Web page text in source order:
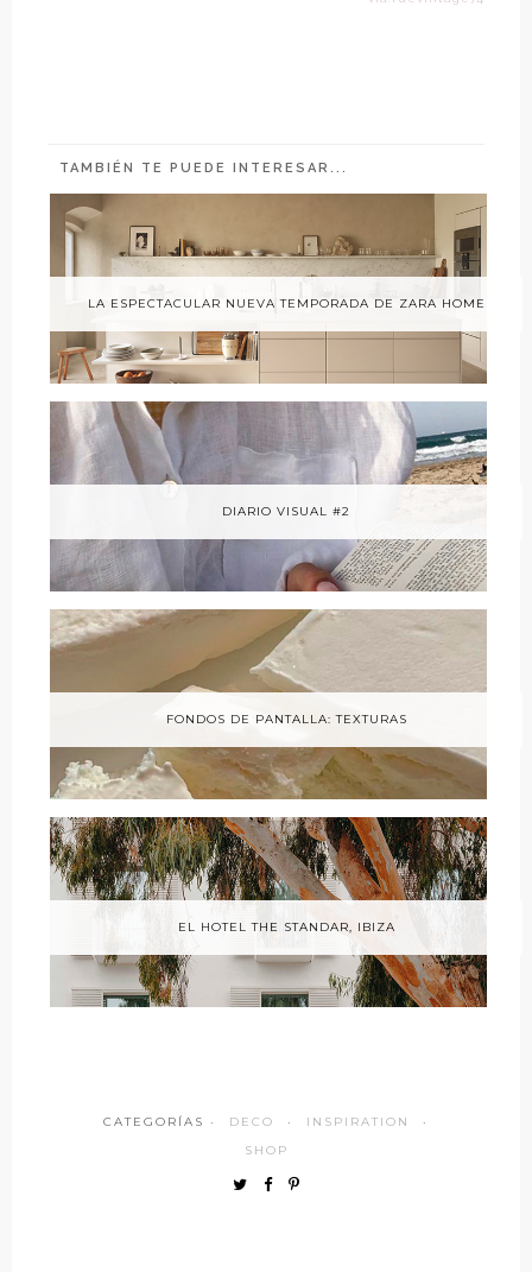
TAMBIÉN TE PUEDE INTERESAR...
LA ESPECTACULAR NUEVA TEMPORADA DE ZARA HOME
DIARIO VISUAL #2
FONDOS DE PANTALLA: TEXTURAS
EL HOTEL THE STANDAR, IBIZA
CATEGORÍAS · DECO · INSPIRATION
·
SHOP